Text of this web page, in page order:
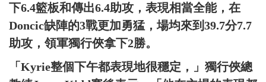
下6.4籃板和傳出6.4助攻，表現相當全能，在
Doncic缺陣的3戰更加勇猛，場均來到39.7分7.7
助攻，領軍獨行俠拿下2勝。
「Kyrie整個下午都表現地很穩定，」獨行俠總